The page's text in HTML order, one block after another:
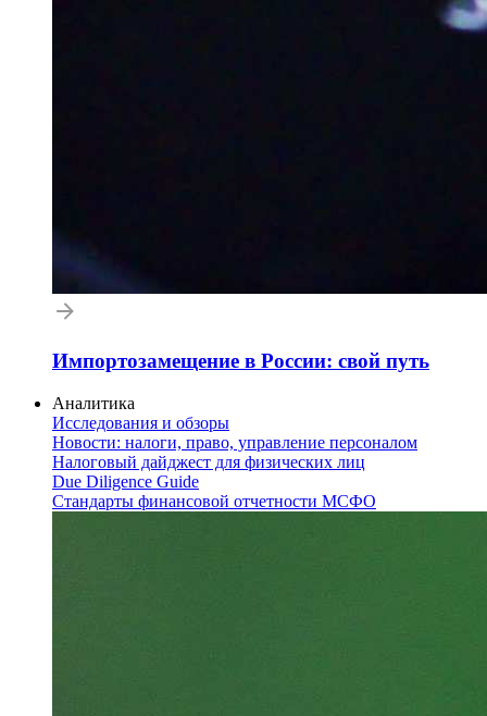
Импортозамещение в России: свой путь
Аналитика
Исследования и обзоры
Новости: налоги, право, управление персоналом
Налоговый дайджест для физических лиц
Due Diligence Guide
Стандарты финансовой отчетности МСФО